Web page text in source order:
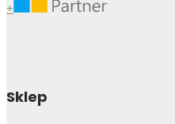
+
Sklep